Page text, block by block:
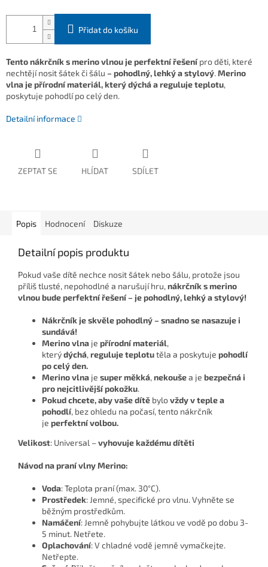
Přidat do košíku
Tento nákrčníks merino vlnou je perfektní řešenípro děti, které
nechtějí nosit šátek či šálu – pohodlný, lehký a stylový. Merino
vlna je přírodní materiál, který dýchá a reguluje teplotu,
poskytuje pohodlí po celý den.
Detailní informace
ZEPTAT SE HLÍDAT SDÍLET
Popis Hodnocení Diskuze
Detailní popis produktu
Pokud vaše dítě nechce nosit šátek nebo šálu, protože jsou
příliš tlusté, nepohodlné a narušují hru, nákrčníks merino
vlnou budeperfektní řešení– je pohodlný, lehký a stylový!
Nákrčník je skvěle pohodlný – snadno se nasazuje i
sundává!
Merino vlna je přírodní materiál,
kterýdýchá, reguluje teplotutěla a poskytuje pohodlí
po celý den.
Merino vlna je super měkká, nekoušea je bezpečná i
pro nejcitlivější pokožku.
Pokud chcete, aby vaše dítě bylovždy v teple a
pohodlí, bez ohledu na počasí, tento nákrčník
je perfektní volbou.
Velikost: Universal –vyhovuje každému dítěti
Návod na praní vlny Merino:
Voda: Teplota praní (max. 30°C).
Prostředek: Jemné, specifické pro vlnu. Vyhněte se
běžným prostředkům.
Namáčení: Jemně pohybujte látkou ve vodě po dobu 3-
5 minut. Netřete.
Oplachování: V chladné vodě jemně vymačkejte.
Netřepte.